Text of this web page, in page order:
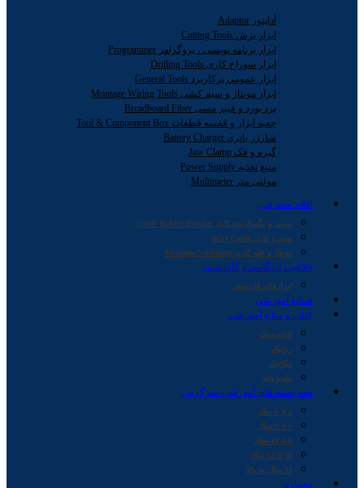
آداپتور Adaptor
ابزار برش Cutting Tools
ابزار برنامه نویسی ، پروگرامر Programmer
ابزار سوراخ کاری Drilling Tools
ابزار عمومی پرکاربرد General Tools
ابزار مونتاژ و سیم کشی Montage Wiring Tools
برد بورد و فیبر مسی Breadboard Fiber
جعبه ابزار و قفسه قطعات Tool & Component Box
شارژر باتری Battery Charger
گیره و فک Jaw Clamp
منبع تغذیه Power Supply
مولتی متر Multimeter
اقلام مصرفی
بست و نگهدارنده کابل Cable Holder Bracket
سیم و کابل Wire Cable
مونتاژ و قلع کاری Montage Soldering
خلاقیت اریگامی و کاردستی
ابزارهای کاردستی
صنایع آموزشی
کتاب و منابع آموزشی
الکترونیک
رباتیک
مکانیک
علوم پایه
همه بسته های آموزشی-سرگرمی
4 تا 6 سال
6 تا 8 سال
8 تا 10 سال
10 تا 12 سال
12 سال به بالا
معماری